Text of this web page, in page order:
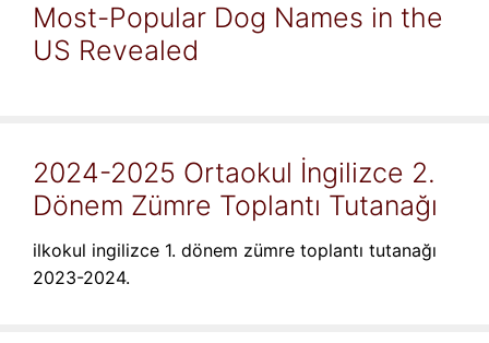
Most-Popular Dog Names in the
US Revealed
2024-2025 Ortaokul İngilizce 2.
Dönem Zümre Toplantı Tutanağı
ilkokul ingilizce 1. dönem zümre toplantı tutanağı
2023-2024.